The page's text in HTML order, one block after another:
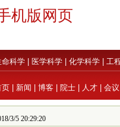
机版网页
命科学 医学科学 化学科学 工
页 新闻 博客 院士 人才 会议
3/5 20:29:20